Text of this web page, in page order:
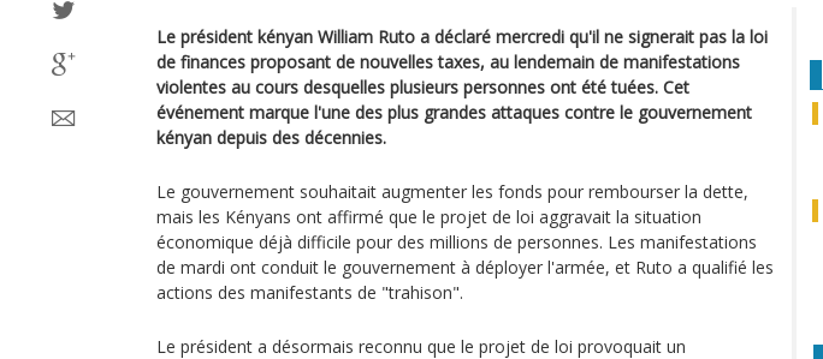
Le président kényan William Ruto a déclaré mercredi qu'il ne signerait pas la loi
de finances proposant de nouvelles taxes, au lendemain de manifestations
violentes au cours desquelles plusieurs personnes ont été tuées. Cet
événement marque l'une des plus grandes attaques contre le gouvernement
kényan depuis des décennies.
Le gouvernement souhaitait augmenter les fonds pour rembourser la dette,
mais les Kényans ont affirmé que le projet de loi aggravait la situation
économique déjà difficile pour des millions de personnes. Les manifestations
de mardi ont conduit le gouvernement à déployer l'armée, et Ruto a qualifié les
actions des manifestants de "trahison".
Le président a désormais reconnu que le projet de loi provoquait un